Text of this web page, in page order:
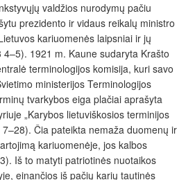
valdžios nurodymų pačiu
prezidento ir vidaus reikalų ministro
kariuomenės laipsniai ir jų
1921 m. Kaune sudaryta Krašto
terminologijos komisija, kuri savo
ministerijos Terminologijos
tvarkybos eiga plačiai aprašyta
„Karybos lietuviškosios terminijos
Čia pateikta nemaža duomenų ir
kariuomenėje, jos kalbos
Iš to matyti patriotinės nuotaikos
einančios iš pačių karių tautinės